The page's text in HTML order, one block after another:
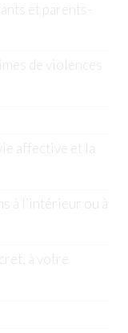
et parents-
de violences
affective et la
à l’intérieur ou à
à votre